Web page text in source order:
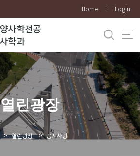
Home Login
열린광장
> 열린광장 > 공지사항